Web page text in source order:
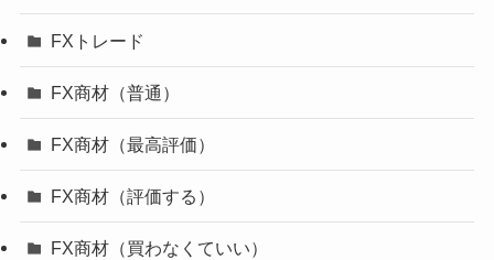
FXトレード
FX商材（普通）
FX商材（最高評価）
FX商材（評価する）
FX商材（買わなくていい）